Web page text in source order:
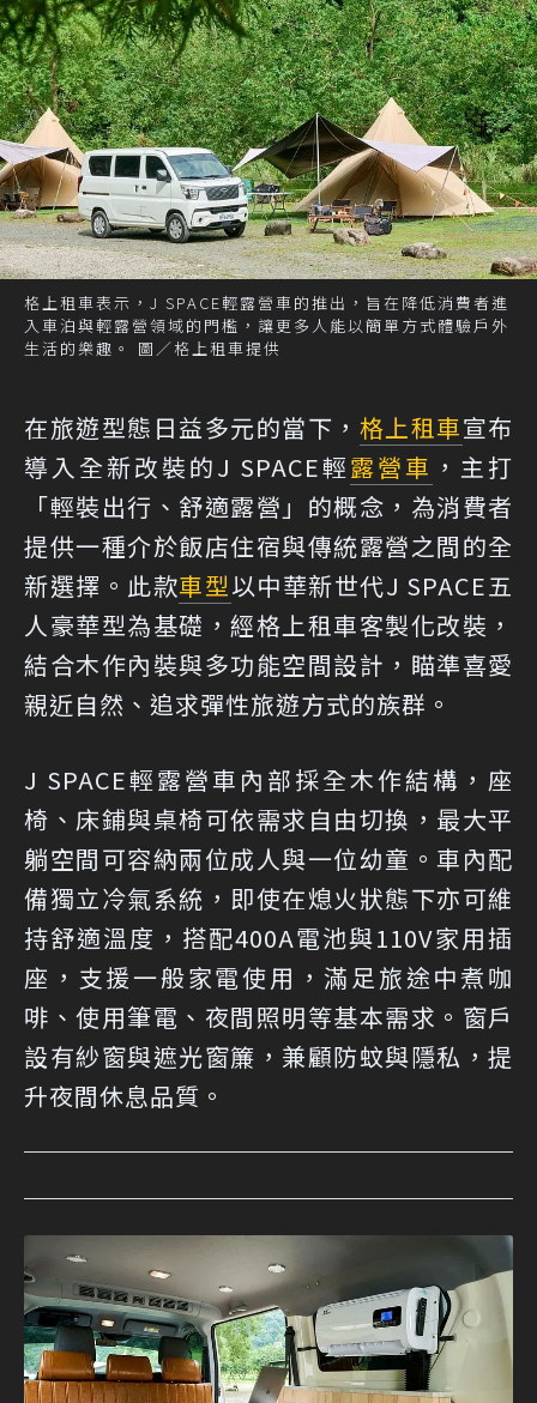
格上租車表示，J SPACE輕露營車的推出，旨在降低消費者進
入車泊與輕露營領域的門檻，讓更多人能以簡單方式體驗戶外
生活的樂趣。 圖／格上租車提供
在旅遊型態日益多元的當下， 格上租車宣布
導入全新改裝的J SPACE輕露營車 ，主打
「輕裝出行、舒適露營」的概念，為消費者
提供一種介於飯店住宿與傳統露營之間的全
新選擇。此款車型以中華新世代J SPACE五
人豪華型為基礎，經格上租車客製化改裝，
結合木作內裝與多功能空間設計，瞄準喜愛
親近自然、追求彈性旅遊方式的族群。
J SPACE輕露營車內部採全木作結構，座
椅、床鋪與桌椅可依需求自由切換，最大平
躺空間可容納兩位成人與一位幼童。車內配
備獨立冷氣系統，即使在熄火狀態下亦可維
持舒適溫度，搭配400A電池與110V家用插
座，支援一般家電使用，滿足旅途中煮咖
啡、使用筆電、夜間照明等基本需求。窗戶
設有紗窗與遮光窗簾，兼顧防蚊與隱私，提
升夜間休息品質。